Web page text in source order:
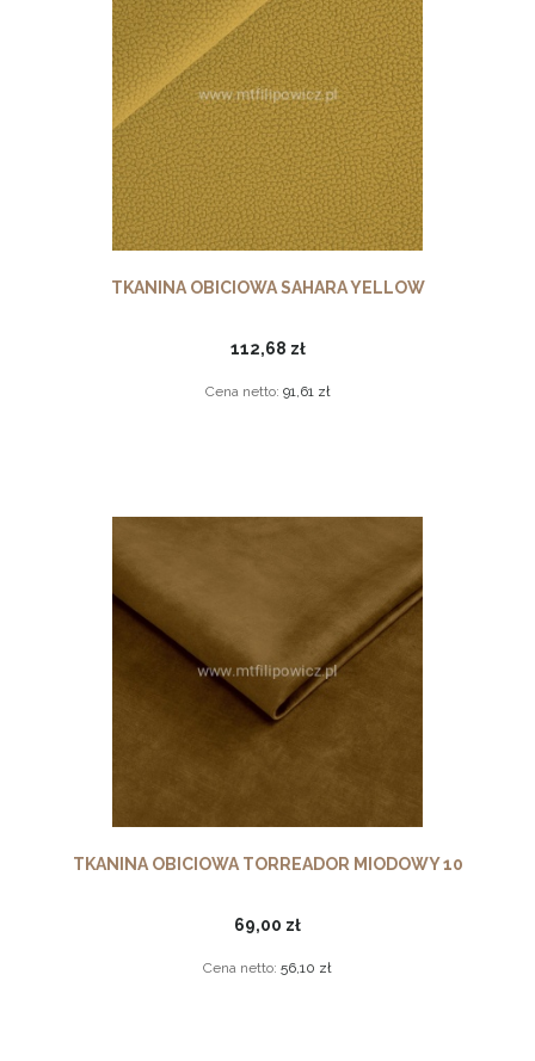
TKANINA OBICIOWA SAHARA YELLOW
112,68 zł
Cena netto: 91,61 zł
TKANINA OBICIOWA TORREADOR MIODOWY 10
69,00 zł
Cena netto: 56,10 zł